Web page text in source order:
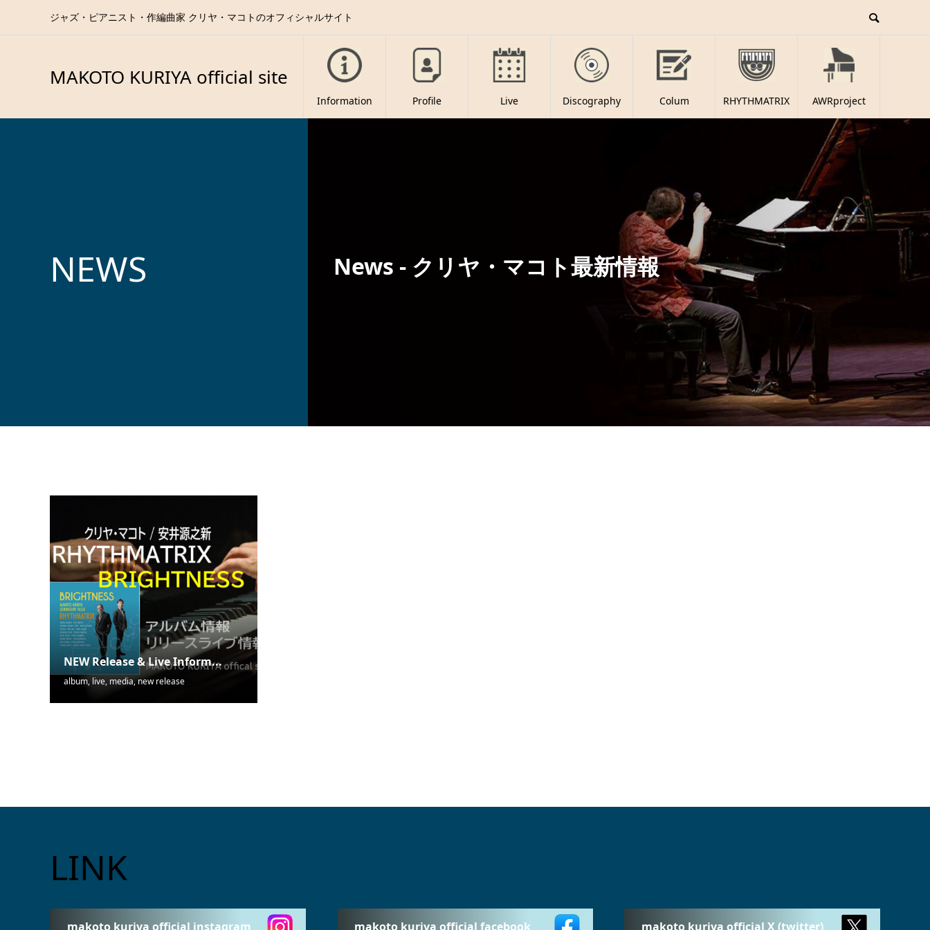
ジャズ・ピアニスト・作編曲家 クリヤ・マコトのオフィシャルサイト
MAKOTO KURIYA official site
Information Profile Live Discography Colum RHYTHMATRIX AWRproject
NEWS News - クリヤ・マコト最新情報
NEW Release & Live Inform...
album, live, media,new release
LINK
makoto kuriya official instagram makoto kuriya official facebook makoto kuriya official X (twitter)